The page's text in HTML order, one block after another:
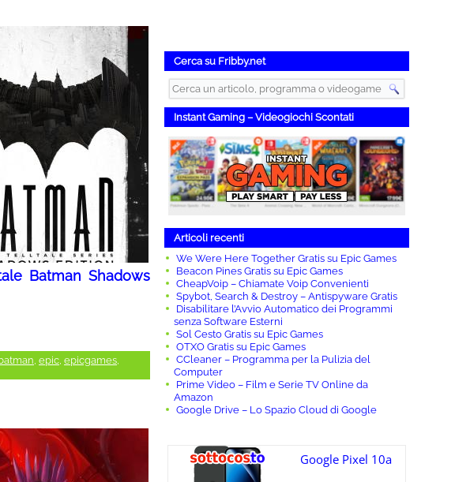
Batman Shadows
, epic, epicgames,
Cerca su Fribby.net
Instant Gaming – Videogiochi Scontati
Articoli recenti
We Were Here Together Gratis su Epic Games
Beacon Pines Gratis su Epic Games
CheapVoip – Chiamate Voip Convenienti
Spybot, Search & Destroy – Antispyware Gratis
Disabilitare l’Avvio Automatico dei Programmi
senza Software Esterni
Sol Cesto Gratis su Epic Games
OTXO Gratis su Epic Games
CCleaner – Programma per la Pulizia del
Computer
Prime Video – Film e Serie TV Online da
Amazon
Google Drive – Lo Spazio Cloud di Google
Google Pixel 10a